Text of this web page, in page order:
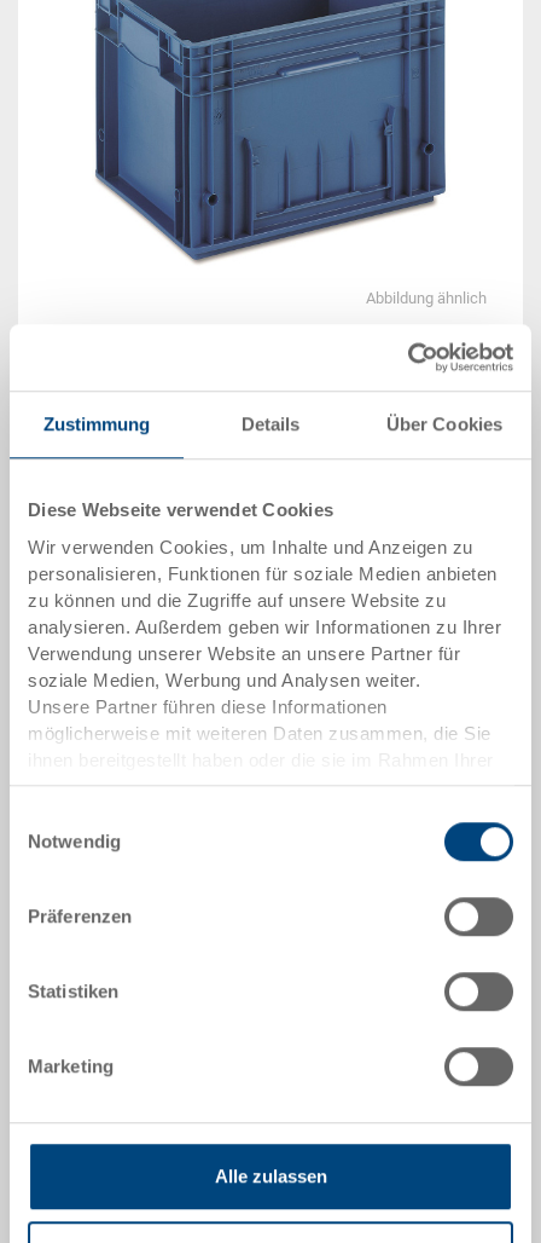
Zustimmung Details Über Cookies
Diese Webseite verwendet Cookies
Wir verwenden Cookies, um Inhalte und Anzeigen zu
personalisieren, Funktionen für soziale Medien anbieten
zu können und die Zugriffe auf unsere Website zu
analysieren. Außerdem geben wir Informationen zu Ihrer
Verwendung unserer Website an unsere Partner für
soziale Medien, Werbung und Analysen weiter.
Unsere Partner führen diese Informationen
möglicherweise mit weiteren Daten zusammen, die Sie
Nutzung der Dienste gesammelt haben.
Notwendig
Präferenzen
Statistiken
Marketing
Alle zulassen
Abbildung ähnlich
Beispiel 3D Animation
Das Produkt kann nicht online bestellt werden:
ebot anfordern
Artikeldaten
Bestellnummer
40-4329.5740.0101
Aussenmasse:
RAL 5003 |
Verbundboden reduziert